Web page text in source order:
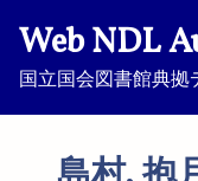
Web NDL
国立国会図書館典拠
島村, 抱